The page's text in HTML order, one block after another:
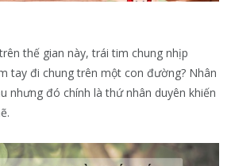
thế gian này, trái tim chung nhịp
tay đi chung trên một con đường? Nhân
nhưng đó chính là thứ nhân duyên khiến